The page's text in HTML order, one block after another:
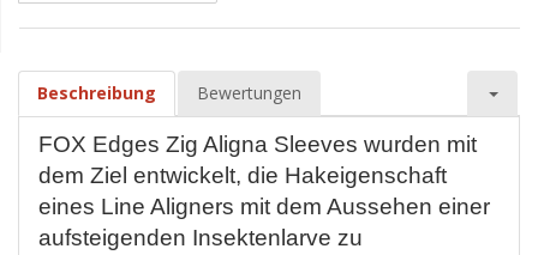
Beschreibung Bewertungen
FOX Edges Zig Aligna Sleeves wurden mit
dem Ziel entwickelt, die Hakeigenschaft
eines Line Aligners mit dem Aussehen einer
aufsteigenden Insektenlarve zu